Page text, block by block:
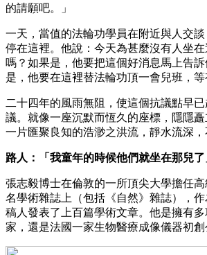
的請願吧。」
一天，當值的法輪功學員在附近與人交
停在這裡。他說：今天為甚麼沒有人坐
嗎？如果是，他要把這個好消息馬上告
是，他要在這裡替法輪功頂一會兒班，等
二十四年的風雨無阻，使這個抗議點早
議。就像一座沉默而恆久的座標，隱隱
一片匯聚良知的浩渺之洪流，靜水流深，
路人：「我童年的時候他們就坐在那兒了
張志毅博士在倫敦的一所頂尖大學擔任
名學術雜誌上（包括《自然》雜誌），
稿人發表了上百篇學術文章。他是擁有
家，還是法國一家生物醫療成像儀器初創